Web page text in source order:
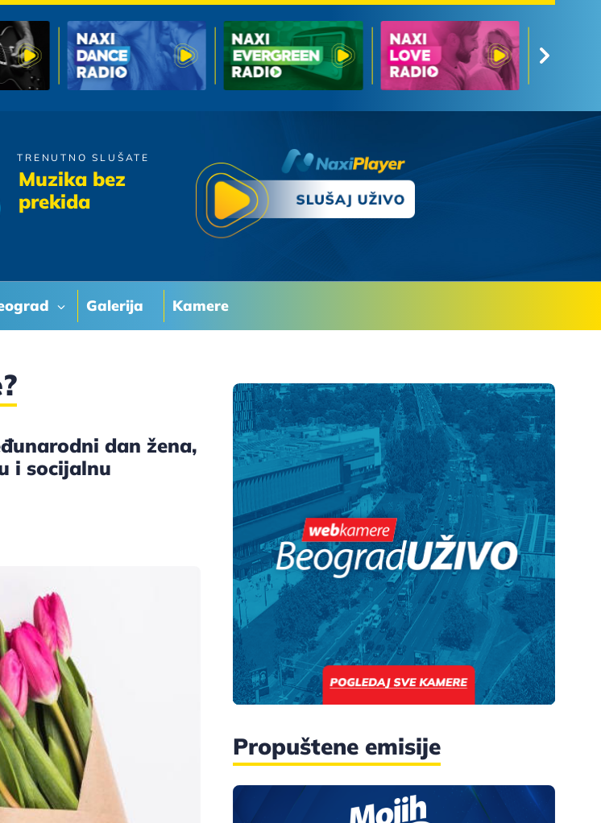
Galerija Kamere
TRENUTNO SLUŠATE
Muzika bez
prekida
Parni Valjak
dan žena,
i socijalnu
Propuštene emisije